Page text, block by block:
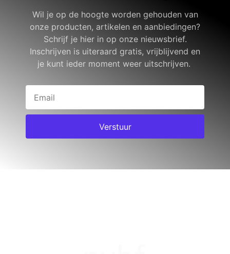
Wil je op de hoogte worden gehouden van
onze producten, artikelen en aanbiedingen?
Schrijf je hier in op onze nieuwsbrief.
Inschrijven is uiteraard gratis, vrijblijvend en
je kunt ieder moment weer uitschrijven.
Verstuur